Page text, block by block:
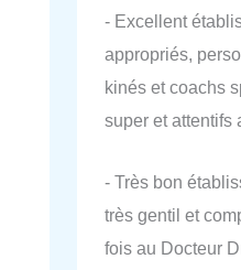
- Excellent
appropriés,
kinés et coachs
super et attentifs
- Très bon
très gentil et
fois au Docteur